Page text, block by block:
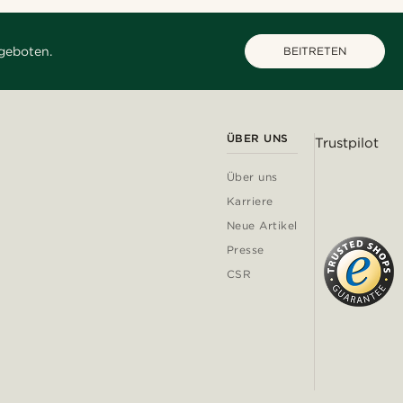
BEITRETEN
ÜBER UNS
Über uns
Karriere
Neue Artikel
Presse
CSR
Trustpilot